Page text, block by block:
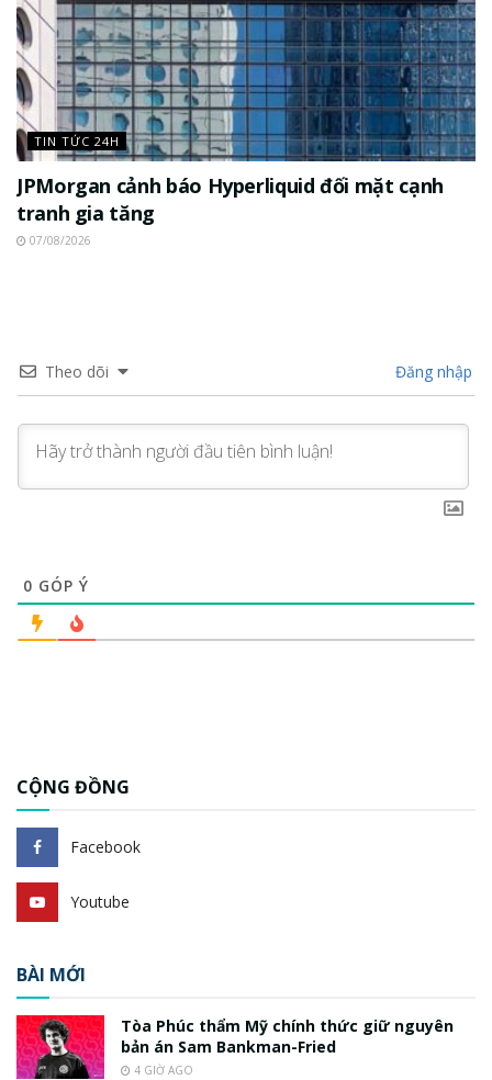
TIN TỨC 24H
JPMorgan cảnh báo Hyperliquid đối mặt cạnh
tranh gia tăng
07/08/2026
Theo dõi Đăng nhập
0 GÓP Ý
CỘNG ĐỒNG
Facebook
Youtube
BÀI MỚI
Tòa Phúc thẩm Mỹ chính thức giữ nguyên
bản án Sam Bankman-Fried
4 GIỜ AGO